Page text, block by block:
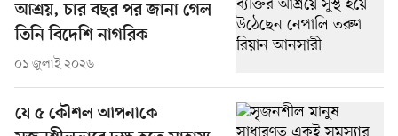
আশ্রয়, চার বছর পর জানা গেল
তিনি বিদেশি নাগরিক
০১ জুলাই ২০২৬
যে ৫ কৌশল আপনাকে